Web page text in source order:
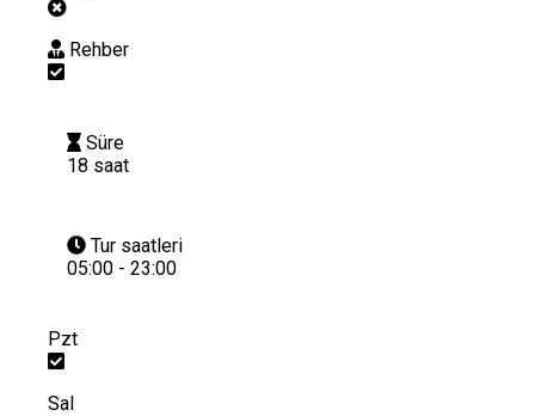
Rehber
Süre
18 saat
Tur saatleri
05:00 - 23:00
Pzt
Sal